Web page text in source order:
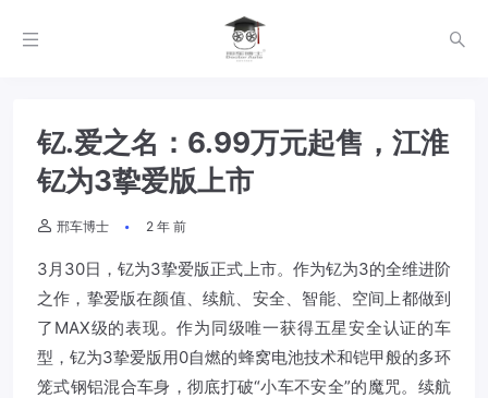
钇.爱之名：6.99万元起售，江淮
钇为3挚爱版上市
邢车博士 2 年 前
3月30日，钇为3挚爱版正式上市。作为钇为3的全维进阶
之作，挚爱版在颜值、续航、安全、智能、空间上都做到
了MAX级的表现。作为同级唯一获得五星安全认证的车
型，钇为3挚爱版用0自燃的蜂窝电池技术和铠甲般的多环
笼式钢铝混合车身，彻底打破“小车不安全”的魔咒。续航